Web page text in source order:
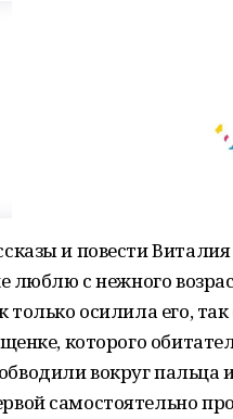
и повести
люблю с нежного
только осилила его,
которого
вокруг пальца
самостоятельно